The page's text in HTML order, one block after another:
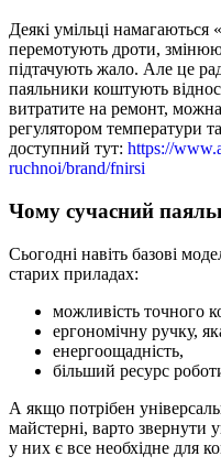
Деякі умільці
перемотують дроти,
підтачують жало. Але це
паяльники коштують
витратите на ремонт,
регулятором температури
доступний тут: https://
ruchnoi/brand/fnirsi
Чому сучасний
Сьогодні навіть базові
старих приладах:
можливість точного
ергономічну ручку,
енергоощадність,
більший ресурс
А якщо потрібен
майстерні, варто звернути
у них є все необхідне для